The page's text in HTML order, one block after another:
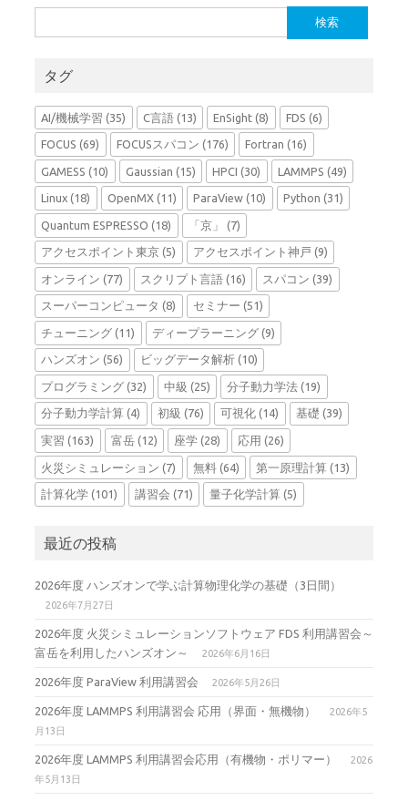
索:
タグ
AI/機械学習 (35) C言語(13) EnSight (8) FDS (6)
FOCUS (69) FOCUSスパコン (176) Fortran (16)
GAMESS (10) Gaussian (15) HPCI (30) LAMMPS (49)
Linux (18) OpenMX(11) ParaView (10) Python (31)
Quantum ESPRESSO (18) 「京」 (7)
アクセスポイント東京 (5) アクセスポイント神戸 (9)
オンライン (77) スクリプト言語(16) スパコン (39)
スーパーコンピュータ (8) セミナー (51)
チューニング (11) ディープラーニング(9)
ハンズオン (56) ビッグデータ解析(10)
プログラミング (32) 中級 (25) 分子動力学法 (19)
分子動力学計算 (4) 初級 (76) 可視化 (14) 基礎 (39)
実習 (163) 富岳(12) 座学 (28) 応用 (26)
火災シミュレーション (7) 無料(64) 第一原理計算 (13)
計算化学 (101) 講習会 (71) 量子化学計算 (5)
最近の投稿
2026年度 ハンズオンで学ぶ計算物理化学の基礎（3日間）
2026年7月27日
2026年度 火災シミュレーションソフトウェア FDS 利用講習会～
富岳を利用したハンズオン～
2026年6月16日
2026年度 ParaView 利用講習会 2026年5月26日
2026年度 LAMMPS 利用講習会 応用（界面・無機物）
2026年5
月13日
2026年度 LAMMPS 利用講習会応用（有機物・ポリマー）
2026
年5月13日